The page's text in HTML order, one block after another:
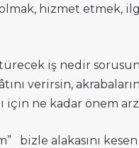
hizmet etmek,
iş nedir
verirsin,
için ne kadar önem
bizle alakasını